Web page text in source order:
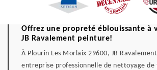
Offrez une propreté éblouissante à
JB Ravalement peinture!
À Plourin Les Morlaix 29600, JB
entreprise professionnelle de nettoyage de